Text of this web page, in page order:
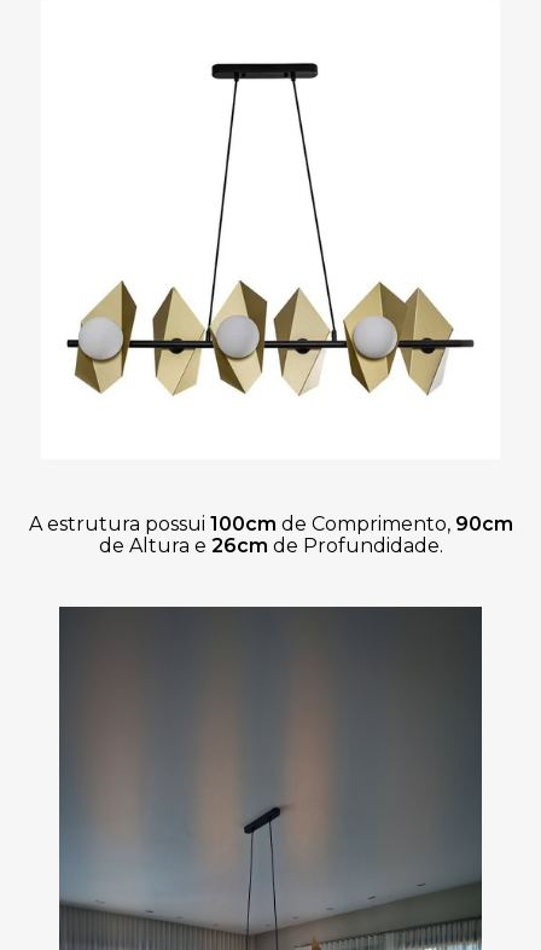
A estrutura possui 100cm de Comprimento, 90cm
de Altura e 26cm de Profundidade.